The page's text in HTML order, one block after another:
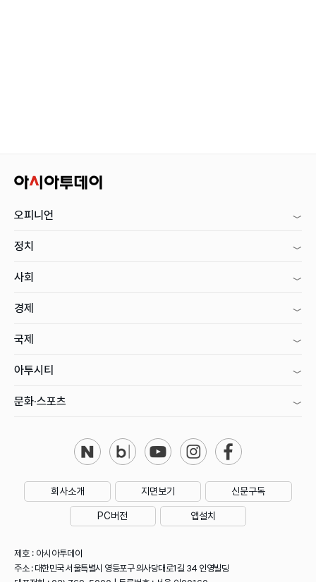
오피니언
정치
사회
경제
국제
아투시티
문화·스포츠
회사소개 지면보기 신문구독
PC버전 앱설치
제호 : 아시아투데이
주소 : 대한민국 서울특별시 영등포구 의사당대로1길 34 인영빌딩